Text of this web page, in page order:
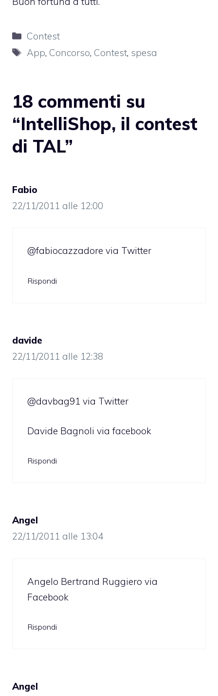
Categorie
Contest
Tag
App, Concorso, Contest, spesa
18 commenti su
“IntelliShop, il contest
di TAL”
Fabio
22/11/2011 alle 12:00
@fabiocazzadore via Twitter
Rispondi
davide
22/11/2011 alle 12:38
@davbag91 via Twitter
Davide Bagnoli via facebook
Rispondi
Angel
22/11/2011 alle 13:04
Angelo Bertrand Ruggiero via
Facebook
Rispondi
Angel